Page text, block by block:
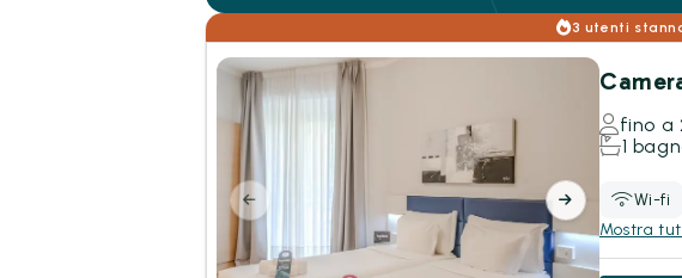
3 utenti
fino a
1
Wi-fi
Mostra